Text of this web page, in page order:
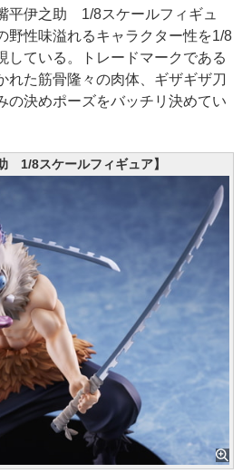
平伊之助 1/8スケールフィギュ
野性味溢れるキャラクター性を1/8
している。トレードマークである
れた筋骨隆々の肉体、ギザギザ刀
の決めポーズをバッチリ決めてい
1/8スケールフィギュア】